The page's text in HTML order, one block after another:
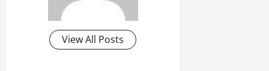
View All Posts